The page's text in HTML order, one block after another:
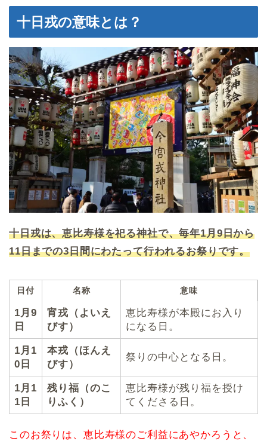
十日戎の意味とは？
十日戎は、恵比寿様を祀る神社で、毎年1月9日から
11日までの3日間にわたって行われるお祭りです。
日付 名称 意味
1月9
日
宵戎（よいえ
びす）
恵比寿様が本殿にお入り
になる日。
1月1
0日
本戎（ほんえ
びす）
祭りの中心となる日。
1月1
1日
残り福（のこ
りふく）
恵比寿様が残り福を授け
てくださる日。
このお祭りは、恵比寿様のご利益にあやかろうと、